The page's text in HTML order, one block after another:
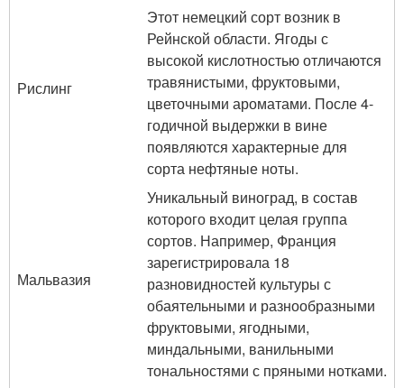
Рислинг
Этот немецкий сорт возник в
Рейнской области. Ягоды с
высокой кислотностью отличаются
травянистыми, фруктовыми,
цветочными ароматами. После 4-
годичной выдержки в вине
появляются характерные для
сорта нефтяные ноты.
Мальвазия
Уникальный виноград, в состав
которого входит целая группа
сортов. Например, Франция
зарегистрировала 18
разновидностей культуры с
обаятельными и разнообразными
фруктовыми, ягодными,
миндальными, ванильными
тональностями с пряными нотками.